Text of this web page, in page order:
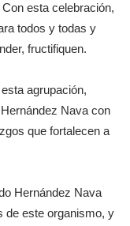
esta celebración,
todos y todas y
fructifiquen.
agrupación,
Nava con
que fortalecen a
Hernández Nava
de este organismo, y